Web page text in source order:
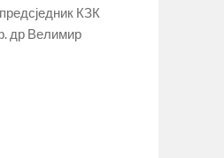
КЗК
др Велимир